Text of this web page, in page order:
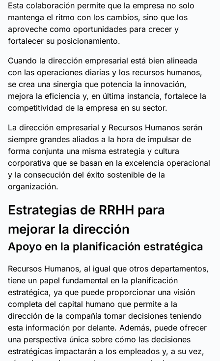
Esta colaboración permite que la empresa no solo
mantenga el ritmo con los cambios, sino que los
aproveche como oportunidades para crecer y
fortalecer su posicionamiento.
Cuando la dirección empresarial está bien alineada
con las operaciones diarias y los recursos humanos,
se crea una sinergia que potencia la innovación,
mejora la eficiencia y, en última instancia, fortalece la
competitividad de la empresa en su sector.
La dirección empresarial y Recursos Humanos serán
siempre grandes aliados a la hora de impulsar de
forma conjunta una misma estrategia y cultura
corporativa que se basan en la excelencia operacional
y la consecución del éxito sostenible de la
organización.
Estrategias de RRHH para
mejorar la dirección
Apoyo en la planificación estratégica
Recursos Humanos, al igual que otros departamentos,
tiene un papel fundamental en la planificación
estratégica, ya que puede proporcionar una visión
completa del capital humano que permite a la
dirección de la compañía tomar decisiones teniendo
esta información por delante. Además, puede ofrecer
una perspectiva única sobre cómo las decisiones
estratégicas impactarán a los empleados y, a su vez,